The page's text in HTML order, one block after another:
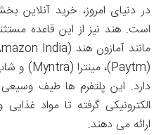
در دنیای امروز، خرید آنلاین
است. هند نیز از این قاعده
دارد. این پلتفرم ها طیف
الکترونیکی گرفته تا مواد
ارائه می دهند.